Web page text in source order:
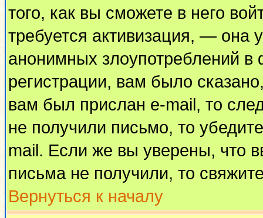
того, как вы сможете в него
требуется активизация, — она
анонимных злоупотреблений
регистрации, вам было
вам был прислан e-mail, то
не получили письмо, то
mail. Если же вы уверены, что
письма не получили, то
Вернуться к началу